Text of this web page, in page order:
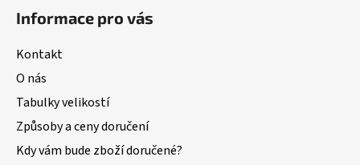
Informace pro vás
Kontakt
O nás
Tabulky velikostí
Způsoby a ceny doručení
Kdy vám bude zboží doručené?